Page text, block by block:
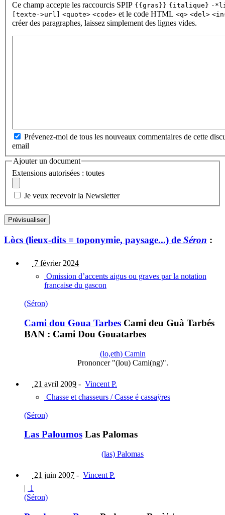
Ce champ accepte les raccourcis SPIP {{gras}} {italique} -
[texte->url]
<quote> <code> et le code HTML <q> <del>
créer des paragraphes, laissez simplement des lignes vides.
Prévenez-moi de tous les nouveaux commentaires de cette
email
Ajouter un document
Extensions autorisées : toutes
Je veux recevoir la Newsletter
Lòcs (lieux-dits = toponymie, paysage...) de Séron :
7 février 2024
Omission d’accents aigus ou graves par la notation
française du gascon
(Séron)
Cami dou Goua Tarbes Cami deu Guà Tarbés
BAN : Cami Dou Gouatarbes
(lo,eth) Camin
Prononcer "(lou) Cami(ng)".
21 avril 2009 - Vincent P.
Chasse et chasseurs / Casse é cassaÿres
(Séron)
Las Paloumos Las Palomas
(las) Palomas
21 juin 2007 - Vincent P.
| 1
(Séron)